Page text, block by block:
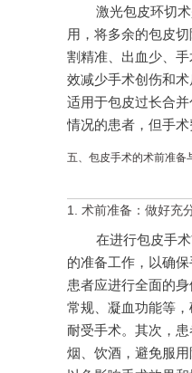
激光包皮环切
用，将多余的包皮
割精准、出血少、
效减少手术创伤和
适用于包皮过长合
情况的患者，但手术
五、包皮手术的术前准备
1. 术前准备：做好充
在进行包皮手
的准备工作，以确
患者应进行全面的
常规、凝血功能等
耐受手术。其次，
烟、饮酒，避免服用